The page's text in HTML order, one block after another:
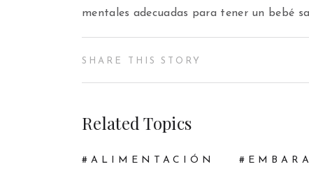
mentales adecuadas para tener un bebé
SHARE THIS STORY
Related Topics
ALIMENTACIÓN